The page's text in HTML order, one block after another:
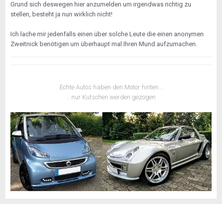
Grund sich deswegen hier anzumelden um irgendwas richtig zu
stellen, besteht ja nun wirklich nicht!
Ich lache mir jedenfalls einen über solche Leute die einen anonymen
Zweitnick benötigen um überhaupt mal Ihren Mund aufzumachen.
Echte Autos haben den Motor hinten...
...nur Kutschen werden gezogen